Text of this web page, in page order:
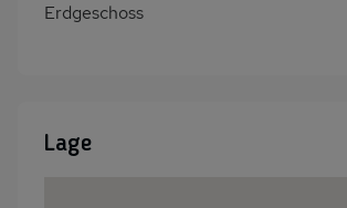
Erdgeschoss
Lage